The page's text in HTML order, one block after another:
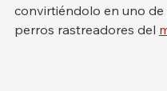
convirtiéndolo en uno de
perros rastreadores del